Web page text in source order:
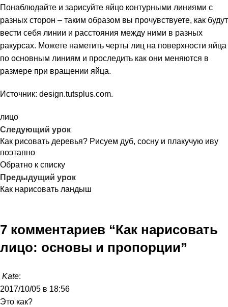
Понаблюдайте и зарисуйте яйцо контурными линиями с
разных сторон – таким образом вы прочувствуете, как будут
вести себя линии и расстояния между ними в разных
ракурсах. Можете наметить черты лиц на поверхности яйца
по основным линиям и проследить как они меняются в
размере при вращении яйца.
Источник: design.tutsplus.com.
лицо
Следующий урок
Как рисовать деревья? Рисуем дуб, сосну и плакучую иву
поэтапно
Обратно к списку
Предыдущий урок
Как нарисовать ландыш
7 комментариев “Как нарисовать
лицо: основы и пропорции”
Kate:
2017/10/05 в 18:56
Это как?